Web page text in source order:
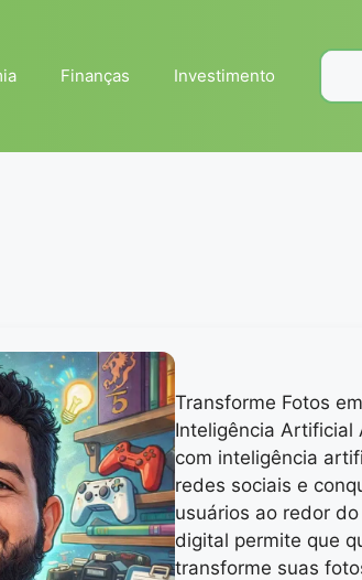
Finanças Investimento
Transforme Fotos
Inteligência Artificial
com inteligência
redes sociais e
usuários ao redor
digital permite que
transforme suas